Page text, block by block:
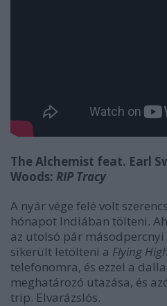
The Alchemist feat. Earl
Woods: RIP Tracy
A nyár vége felé volt
hónapot Indiában tölteni.
az utolsó pár
sikerült letölteni a Flying
telefonomra, és ezzel a
meghatározó utazása, és
trip. Elvarázslós.